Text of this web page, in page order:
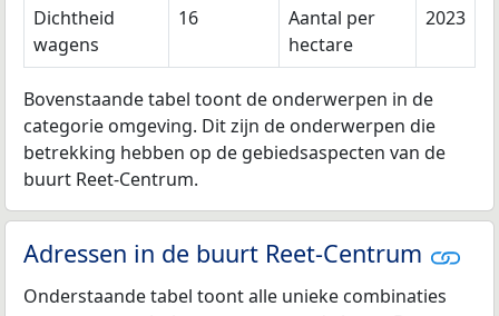
Dichtheid
wagens
16
Aantal per
hectare
2023
Bovenstaande tabel toont de onderwerpen in de
categorie omgeving. Dit zijn de onderwerpen die
betrekking hebben op de gebiedsaspecten van de
buurt Reet-Centrum.
Adressen in de buurt Reet-Centrum
Onderstaande tabel toont alle unieke combinaties